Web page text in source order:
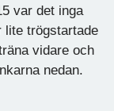
var det inga
lite trögstartade
vidare och
nedan.